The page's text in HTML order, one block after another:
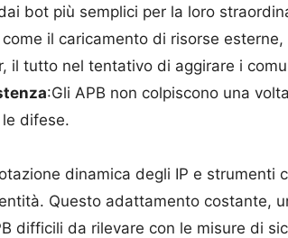
bot più semplici per la loro
il caricamento di risorse
il tutto nel tentativo di aggirare i
:Gli APB non colpiscono una
difese.
dinamica degli IP e strumenti
Questo adattamento costante,
difficili da rilevare con le misure di